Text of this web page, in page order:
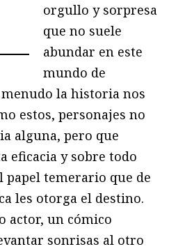
orgullo y sorpresa
que no suele
abundar en este
mundo de
menudo la historia nos
estos, personajes no
alguna, pero que
eficacia y sobre todo
papel temerario que de
les otorga el destino.
actor, un cómico
sonrisas al otro